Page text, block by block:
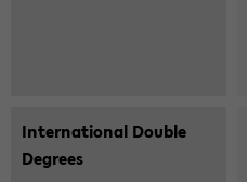
In­ter­na­tio­nal Dou­ble
De­grees